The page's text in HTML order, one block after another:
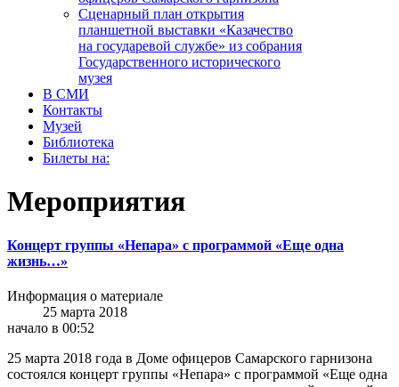
Сценарный план открытия
планшетной выставки «Казачество
на государевой службе» из собрания
Государственного исторического
музея
В СМИ
Контакты
Музей
Библиотека
Билеты на:
Мероприятия
Концерт группы «Непара» с программой «Еще одна
жизнь…»
Информация о материале
25 марта 2018
начало в 00:52
25 марта 2018 года в Доме офицеров Самарского гарнизона
состоялся концерт группы «Непара» с программой «Еще одна